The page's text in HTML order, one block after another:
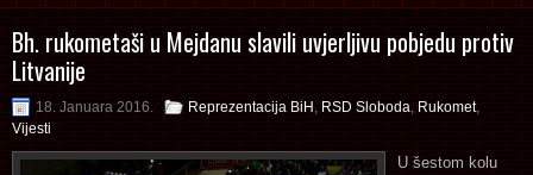
Bh. rukometaši u Mejdanu slavili uvjerljivu pobjedu protiv
Litvanije
18. Januara 2016. Reprezentacija BiH RSD Sloboda Rukomet,
Vijesti
U šestom kolu